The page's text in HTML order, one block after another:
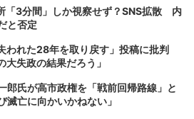
「3分間」しか視察せず？SNS拡散 内
と否定
われた28年を取り戻す」投稿に批判
失政の結果だろう」
郎氏が高市政権を「戦前回帰路線」と
亡に向かいかねない」